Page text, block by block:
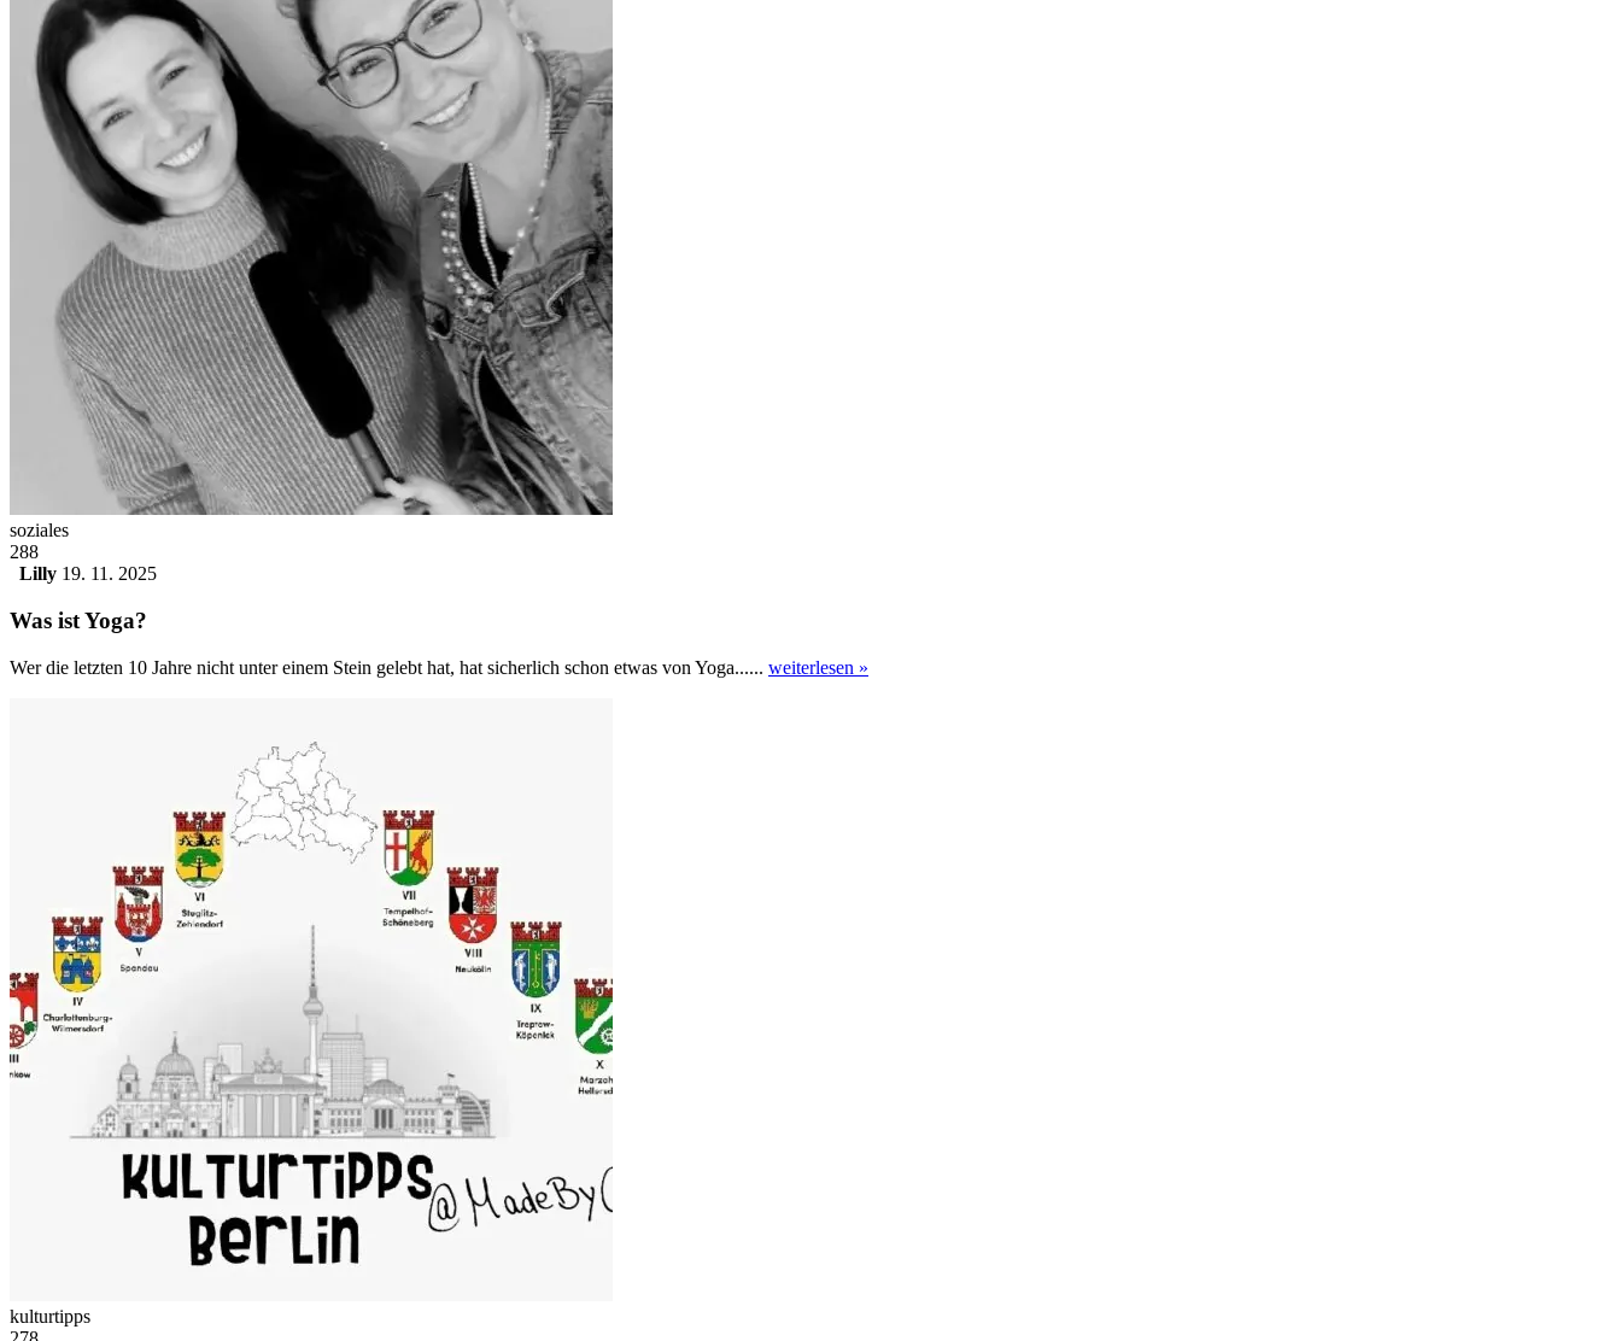
soziales
288
Lilly 19. 11. 2025
Was ist Yoga?
Wer die letzten 10 Jahre nicht unter einem Stein gelebt hat, hat sicherlich schon etwas von Yoga...... weiterlesen »
kulturtipps